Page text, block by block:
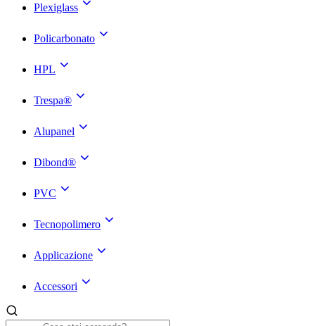
Plexiglass
Policarbonato
HPL
Trespa®
Alupanel
Dibond®
PVC
Tecnopolimero
Applicazione
Accessori